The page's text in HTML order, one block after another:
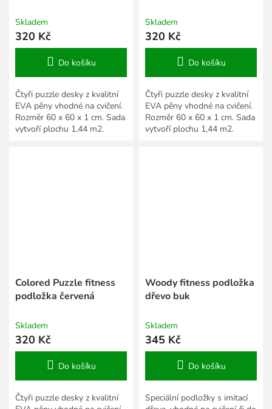
Skladem
320 Kč
Do košíku
Čtyři puzzle desky z kvalitní
EVA pěny vhodné na cvičení.
Rozměr 60 x 60 x 1 cm. Sada
vytvoří plochu 1,44 m2.
Skladem
320 Kč
Do košíku
Čtyři puzzle desky z kvalitní
EVA pěny vhodné na cvičení.
Rozměr 60 x 60 x 1 cm. Sada
vytvoří plochu 1,44 m2.
Colored Puzzle fitness
podložka červená
Skladem
320 Kč
Do košíku
Čtyři puzzle desky z kvalitní
Woody fitness podložka
dřevo buk
Skladem
345 Kč
Do košíku
Speciální podložky s imitací